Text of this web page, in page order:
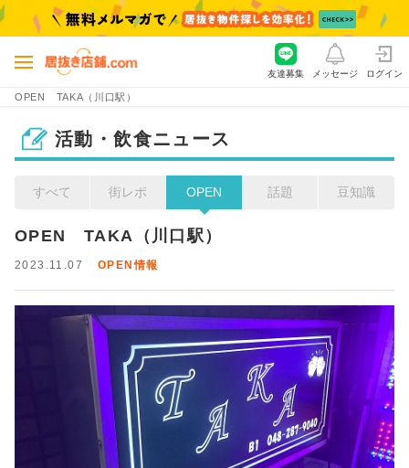
OPEN TAKA（川口駅）
友達募集 メッセージ ログイン
活動・飲食ニュース
すべて 街レポ OPEN 話題 豆知識
OPEN　TAKA（川口駅）
2023.11.07 OPEN情報